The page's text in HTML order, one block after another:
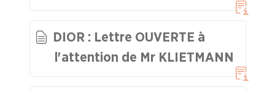
A la "Une"DIOR : Lettre OUVERTE à
l'attention de Mr KLIETMANN